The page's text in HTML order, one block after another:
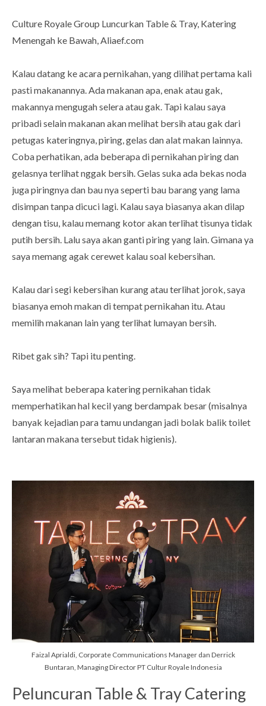
Culture Royale Group Luncurkan Table & Tray, Katering
Menengah ke Bawah, Aliaef.com
Kalau datang ke acara pernikahan, yang dilihat pertama kali
pasti makanannya. Ada makanan apa, enak atau gak,
makannya mengugah selera atau gak. Tapi kalau saya
pribadi selain makanan akan melihat bersih atau gak dari
petugas kateringnya, piring, gelas dan alat makan lainnya.
Coba perhatikan, ada beberapa di pernikahan piring dan
gelasnya terlihat nggak bersih. Gelas suka ada bekas noda
juga piringnya dan bau nya seperti bau barang yang lama
disimpan tanpa dicuci lagi. Kalau saya biasanya akan dilap
dengan tisu, kalau memang kotor akan terlihat tisunya tidak
putih bersih. Lalu saya akan ganti piring yang lain. Gimana ya
saya memang agak cerewet kalau soal kebersihan.
Kalau dari segi kebersihan kurang atau terlihat jorok, saya
biasanya emoh makan di tempat pernikahan itu. Atau
memilih makanan lain yang terlihat lumayan bersih.
Ribet gak sih? Tapi itu penting.
Saya melihat beberapa katering pernikahan tidak
memperhatikan hal kecil yang berdampak besar (misalnya
banyak kejadian para tamu undangan jadi bolak balik toilet
lantaran makana tersebut tidak higienis).
Faizal Aprialdi, Corporate Communications Manager dan Derrick
Buntaran, Managing Director PT Cultur Royale Indonesia
Peluncuran Table & Tray Catering